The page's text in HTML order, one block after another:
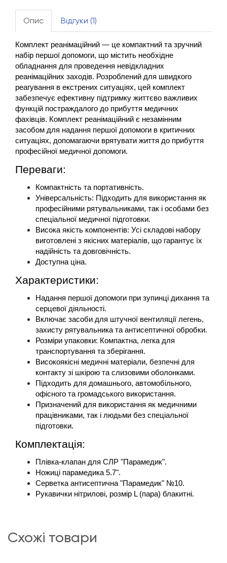
Опис Відгуки (1)
Комплект реанімаційний — це компактний та зручний
набір першої допомоги, що містить необхідне
обладнання для проведення невідкладних
реанімаційних заходів. Розроблений для швидкого
реагування в екстрених ситуаціях, цей комплект
забезпечує ефективну підтримку життєво важливих
функцій постраждалого до прибуття медичних
фахівців.​ Комплект реанімаційний є незамінним
засобом для надання першої допомоги в критичних
ситуаціях, допомагаючи врятувати життя до прибуття
професійної медичної допомоги.
Переваги:
Компактність та портативність.
Універсальність: Підходить для використання як
професійними рятувальниками, так і особами без
спеціальної медичної підготовки.​
Висока якість компонентів: Усі складові набору
виготовлені з якісних матеріалів, що гарантує їх
надійність та довговічність.​
Доступна ціна.
Характеристики:
Надання першої допомоги при зупинці дихання та
серцевої діяльності.
Включає засоби для штучної вентиляції легень,
захисту рятувальника та антисептичної обробки.
Розміри упаковки: Компактна, легка для
транспортування та зберігання.
Високоякісні медичні матеріали, безпечні для
контакту зі шкірою та слизовими оболонками.
Підходить для домашнього, автомобільного,
офісного та громадського використання.
Призначений для використання як медичними
працівниками, так і людьми без спеціальної
підготовки.
Комплектація:
Плівка-клапан для СЛР "Парамедик".
Ножиці парамедика 5.7".
Серветка антисептична "Парамедик" №10.
Рукавички нітрилові, розмір L (пара) блакитні.
схожі товари